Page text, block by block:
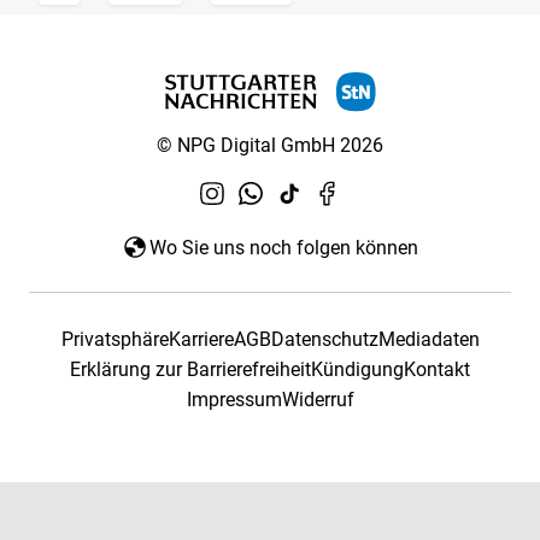
© NPG Digital GmbH 2026
Wo Sie uns noch folgen können
PrivatsphäreKarriereAGBDatenschutzMediadaten
Erklärung zur BarrierefreiheitKündigungKontakt
ImpressumWiderruf